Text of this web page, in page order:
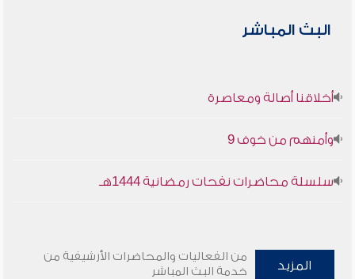
البث المباشر
أخلاقنا أصالة ومعاصرة
وأمنهم من خوف 9
سلسلة محاضرات نفحات رمضانية 1444هـ
المزيد
من الفعاليات والمحاضرات الأرشيفية من
خدمة البث المباشر